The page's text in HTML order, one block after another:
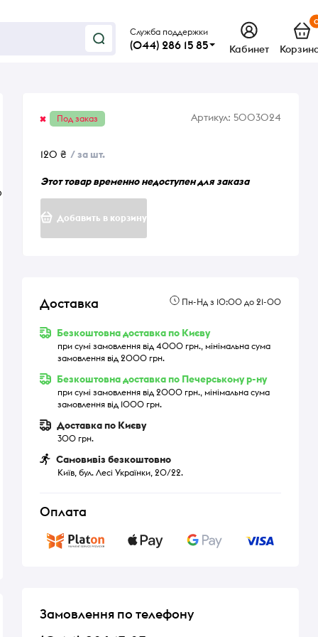
Служба поддержки
(044) 286 15 85 Кабинет
Под заказ Артикул: 5003024
120 ₴ / за шт.
Этот товар временно недоступен для заказа
Добавить в корзину
Доставка Пн-Нд з 10:00 до 21-00
Безкоштовна доставка по Києву
при сумі замовлення від 4000 грн., мінімальна сума
замовлення від 2000 грн.
Безкоштовна доставка по Печерському р-ну
при сумі замовлення від 2000 грн., мінімальна сума
замовлення від 1000 грн.
Доставка по Києву
300 грн.
Самовивіз безкоштовно
Київ, бул. Лесі Українки, 20/22.
Оплата
Замовлення по телефону